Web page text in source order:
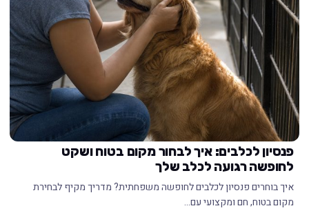
פנסיון לכלבים: איך לבחור מקום בטוח ושקט
לחופשה רגועה לכלב שלך
איך בוחרים פנסיון לכלבים לחופשה משפחתית? מדריך מקיף לבחירת
מקום בטוח, חם ומקצועי עם…